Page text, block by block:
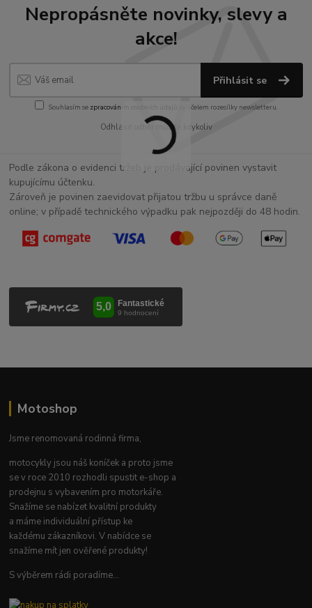
Nepropásněte novinky, slevy a
akce!
Přihlásit se
Souhlasím se zpracováním osobních údajů za účelem rozesílky newsletteru.
Odhlásit odběr můžete kdykoliv
Podle zákona o evidenci tržeb je prodávající povinen vystavit
kupujícímu účtenku.
Zároveň je povinen zaevidovat přijatou tržbu u správce daně
online; v případě technického výpadku pak nejpozději do 48 hodin.
Motoshop
Jsme renomovaná rodinná firma,
motocykly jsou náš koníček a proto jsme
se v roce 2010 rozhodli spustit e-shop a
prodejnu s vybavením pro motorkáře.
Snažíme se nabízet kvalitní produkty
a máme individuální přístup ke
každému zákazníkovi. V nabídce se
snažíme mít jen ověřené produkty!
S výběrem rádi poradíme...